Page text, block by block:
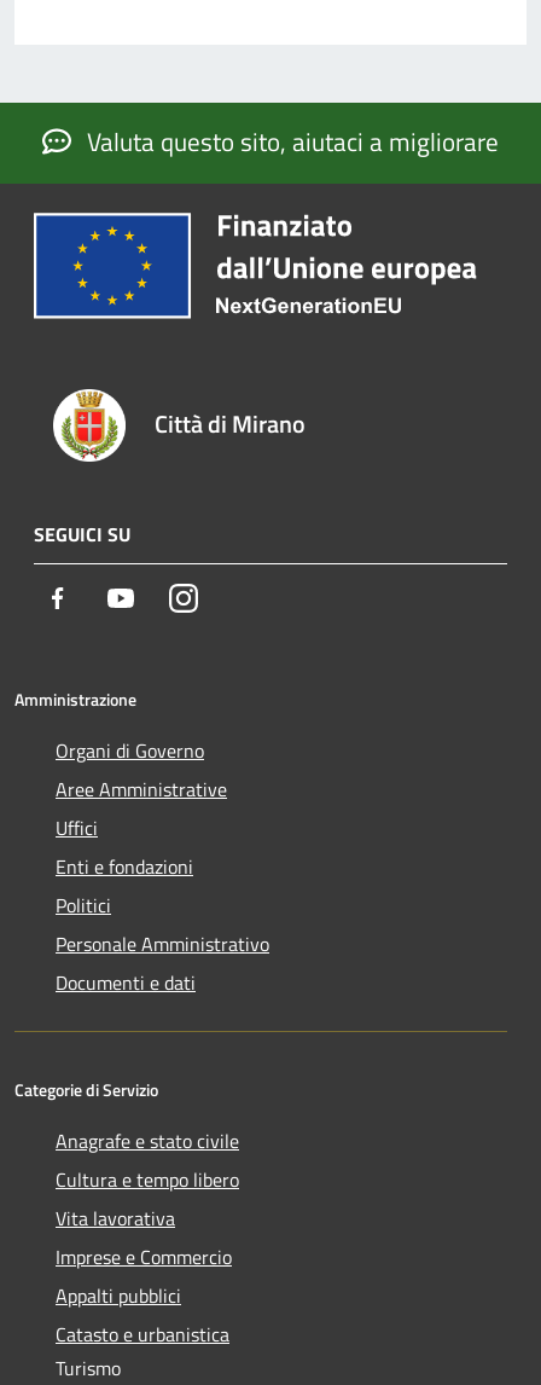
Valuta questo sito, aiutaci a migliorare
Città di Mirano
SEGUICI SU
Facebook YoutubeInstagram
Amministrazione
Organi di Governo
Aree Amministrative
Uffici
Enti e fondazioni
Politici
Personale Amministrativo
Documenti e dati
Categorie di Servizio
Anagrafe e stato civile
Cultura e tempo libero
Vita lavorativa
Imprese e Commercio
Appalti pubblici
Catasto e urbanistica
Turismo